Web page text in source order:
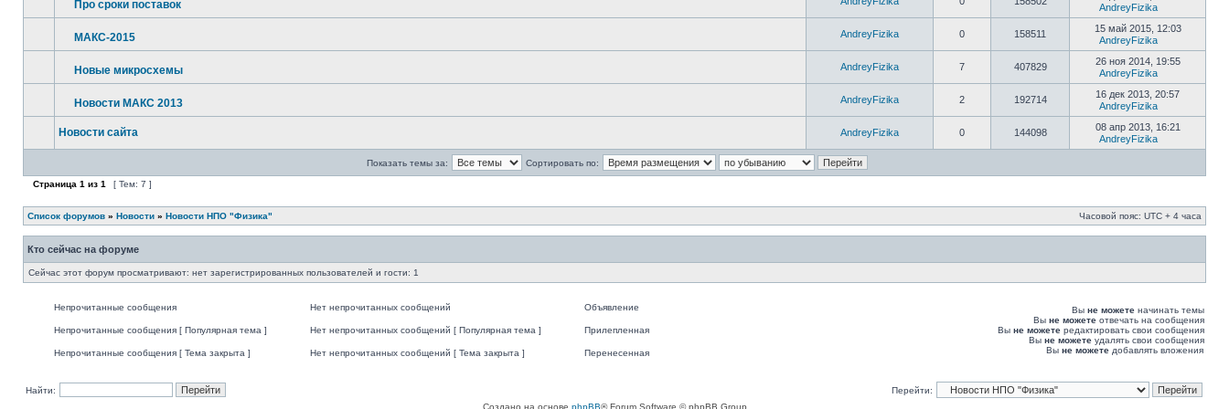
Про сроки поставок
AndreyFizika
МАКС-2015 AndreyFizika 0 158511
15 май 2015, 12:03
AndreyFizika
Новые микросхемы AndreyFizika 7 407829
26 ноя 2014, 19:55
AndreyFizika
Новости МАКС 2013 AndreyFizika 2 192714
16 дек 2013, 20:57
AndreyFizika
Новости сайта AndreyFizika 0 144098
08 апр 2013, 16:21
AndreyFizika
Показать темы за: Сортировать по:
Страница 1 из 1 [ Тем: 7 ]
Список форумов » Новости » Новости НПО "Физика" Часовой пояс: UTC + 4 часа
Кто сейчас на форуме
Сейчас этот форум просматривают: нет зарегистрированных пользователей и гости: 1
Непрочитанные сообщения Нет непрочитанных сообщений Объявление
Непрочитанные сообщения [ Популярная тема ] Нет непрочитанных сообщений [ Популярная тема ] Прилепленная
Непрочитанные сообщения [ Тема закрыта ] Нет непрочитанных сообщений [ Тема закрыта ] Перенесенная
Вы не можете начинать темы
Вы не можете отвечать на сообщения
Вы не можете редактировать свои сообщения
Вы не можете удалять свои сообщения
Вы не можете добавлять вложения
Найти:
Перейти:
Создано на основе phpBB® Forum Software © phpBB Group